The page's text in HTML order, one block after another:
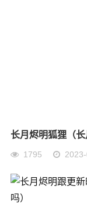
长月烬明狐狸（长
1795